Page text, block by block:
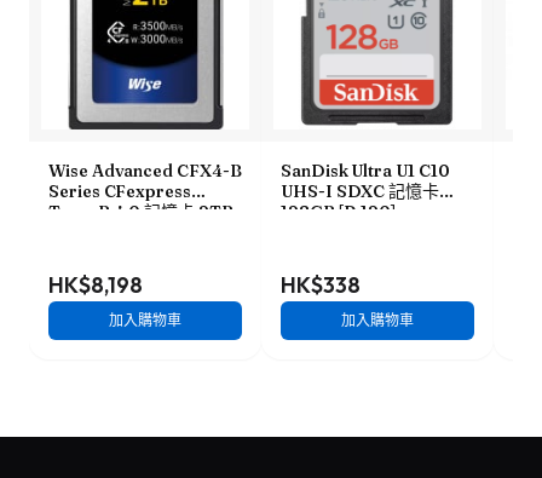
Wise Advanced CFX4-B
Series CFexpress
Type-B 4.0 記憶卡 2TB
HK$8,198
加入購物車
SanDisk Ultra U1 C10
UHS-I SDXC 記憶卡
128GB [R:120]
HK$338
加入購物車